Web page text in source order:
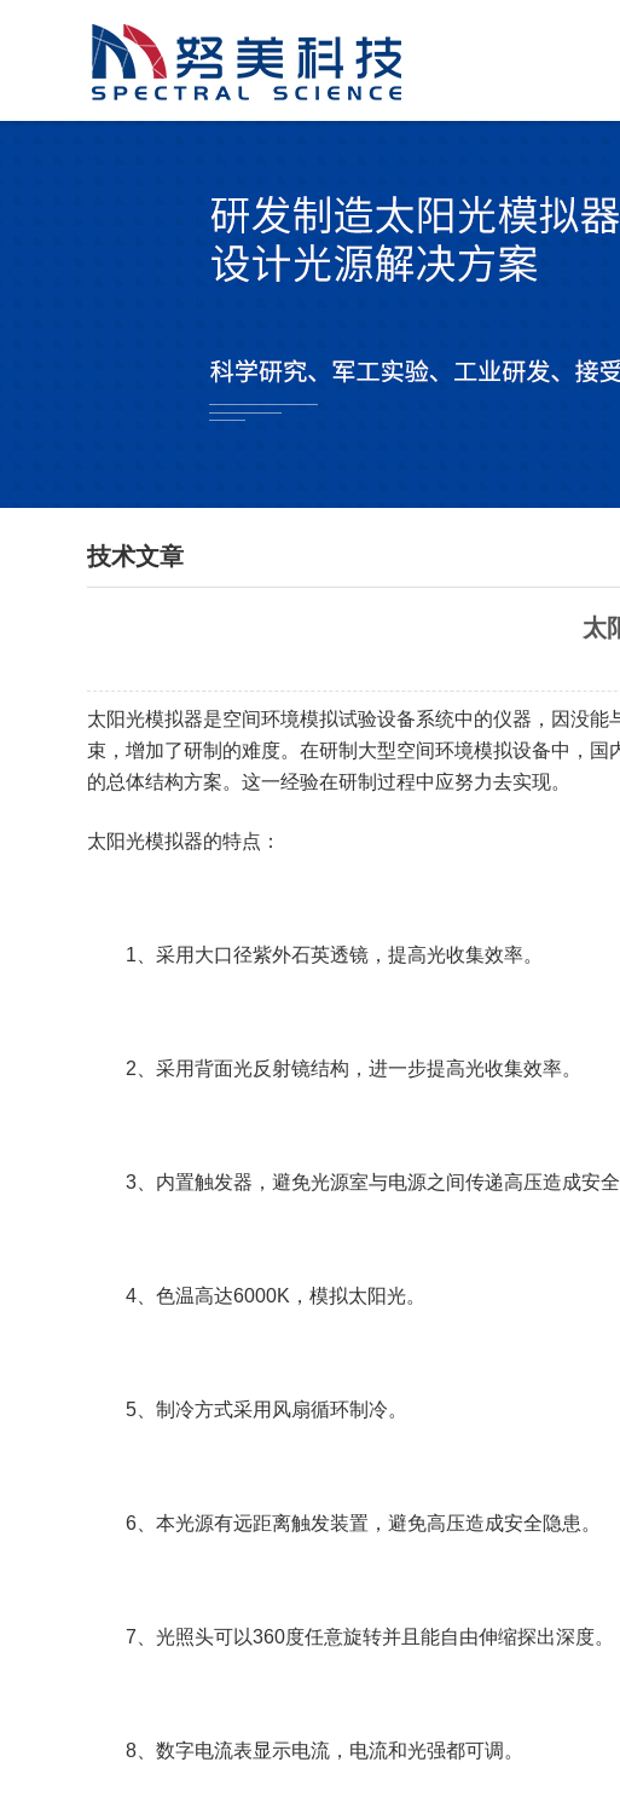
技术文章
太
太阳光模拟器是空间环境模拟试验设备系统中的仪器，因没
束，增加了研制的难度。在研制大型空间环境模拟设备中，
的总体结构方案。这一经验在研制过程中应努力去实现。
太阳光模拟器的特点：
1、采用大口径紫外石英透镜，提高光收集效率。
2、采用背面光反射镜结构，进一步提高光收集效率。
3、内置触发器，避免光源室与电源之间传递高压造成安全
4、色温高达6000K，模拟太阳光。
5、制冷方式采用风扇循环制冷。
6、本光源有远距离触发装置，避免高压造成安全隐患。
7、光照头可以360度任意旋转并且能自由伸缩探出深度。
8、数字电流表显示电流，电流和光强都可调。